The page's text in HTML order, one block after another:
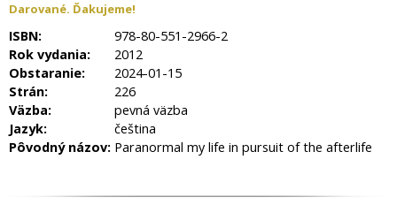
Darované. Ďakujeme!
ISBN:
978-80-551-2966-2
Rok vydania:
2012
Obstaranie:
2024-01-15
Strán:
226
Väzba:
pevná väzba
Jazyk:
čeština
Pôvodný názov: Paranormal my life in pursuit of the afterlife